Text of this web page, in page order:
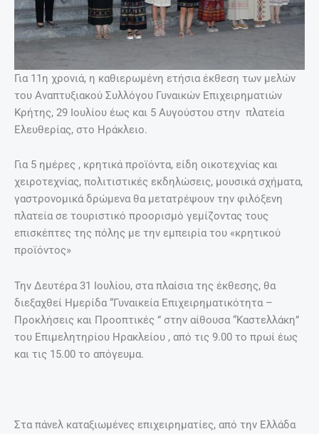
Για 11η χρονιά, η καθιερωμένη ετήσια έκθεση των μελών
του Αναπτυξιακού Συλλόγου Γυναικών Επιχειρηματιών
Κρήτης, 29 Ιουλίου έως και 5 Αυγούστου στην πλατεία
Ελευθερίας, στο Ηράκλειο.
Για 5 ημέρες , κρητικά προϊόντα, είδη οικοτεχνίας και
χειροτεχνίας, πολιτιστικές εκδηλώσεις, μουσικά σχήματα,
γαστρονομικά δρώμενα θα μετατρέψουν την φιλόξενη
πλατεία σε τουριστικό προορισμό γεμίζοντας τους
επισκέπτες της πόλης με την εμπειρία του «κρητικού
προϊόντος»
Την Δευτέρα 31 Ιουλίου, στα πλαίσια της έκθεσης, θα
διεξαχθεί Ημερίδα “Γυναικεία Επιχειρηματικότητα –
Προκλήσεις και Προοπτικές ” στην αίθουσα “Καστελλάκη”
του Επιμελητηρίου Ηρακλείου , από τις 9.00 το πρωί έως
και τις 15.00 το απόγευμα.
Στα πάνελ καταξιωμένες επιχειρηματίες, από την Ελλάδα